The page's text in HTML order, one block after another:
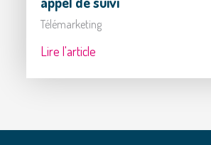
Télémarketing
Lire l'article